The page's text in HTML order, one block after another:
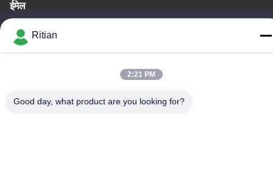
ईमेल
sales01@ritiantech.com
हमारा पता
Ritian
2:21 PM
Good day, what product are you looking for?